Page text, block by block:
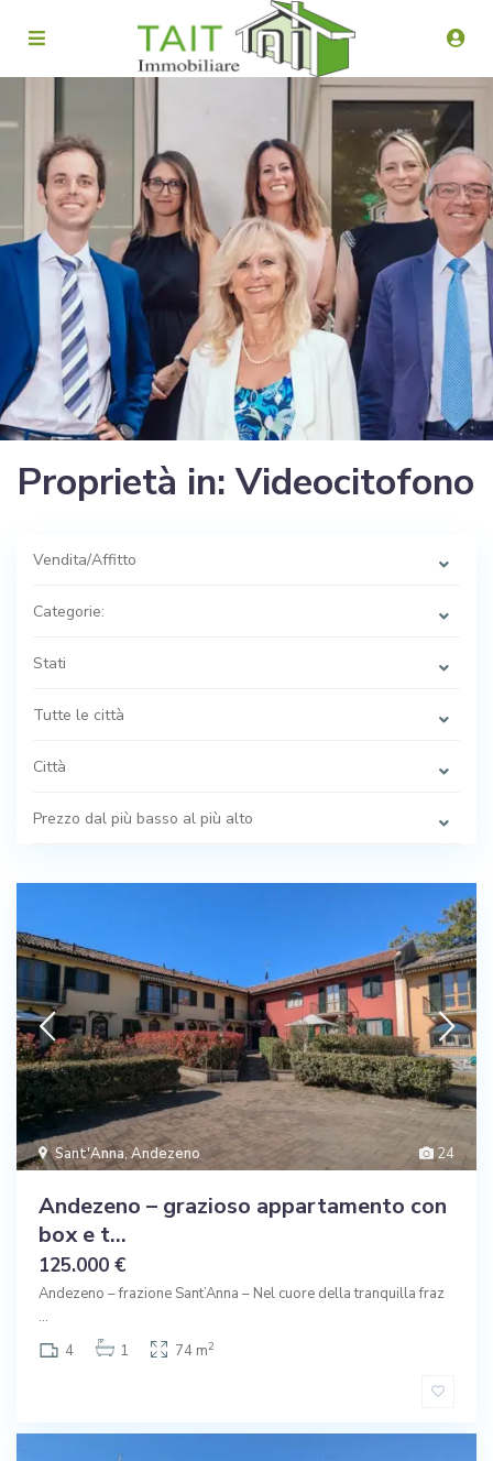
Proprietà in: Videocitofono
Vendita/Affitto
Categorie:
Stati
Tutte le città
Città
Prezzo dal più basso al più alto
24
Sant'Anna,Andezeno
Andezeno – grazioso appartamento con
box e t...
125.000 €
Andezeno – frazione Sant’Anna – Nel cuore della tranquilla fraz
...
4
1 74 m2